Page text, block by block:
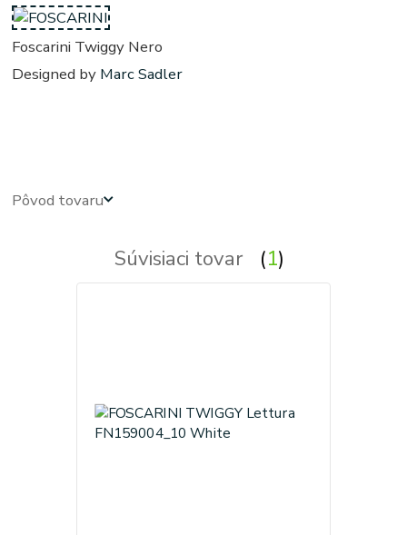
Foscarini Twiggy Nero
Designed by Marc Sadler
Pôvod tovaru
Súvisiaci tovar 1